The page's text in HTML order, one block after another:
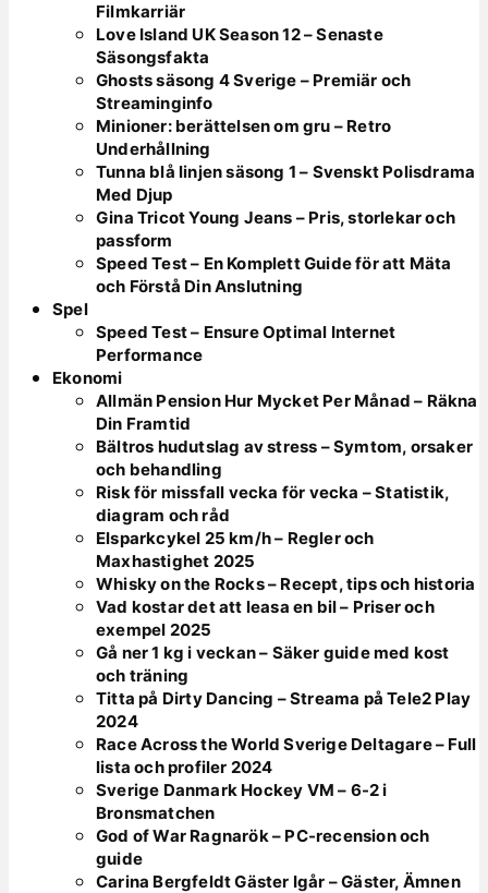
Filmkarriär
Love Island UK Season 12 – Senaste
Säsongsfakta
Ghosts säsong 4 Sverige – Premiär och
Streaminginfo
Minioner: berättelsen om gru – Retro
Underhållning
Tunna blå linjen säsong 1 – Svenskt Polisdrama
Med Djup
Gina Tricot Young Jeans – Pris, storlekar och
passform
Speed Test – En Komplett Guide för att Mäta
och Förstå Din Anslutning
Spel
Speed Test – Ensure Optimal Internet
Performance
Ekonomi
Allmän Pension Hur Mycket Per Månad – Räkna
Din Framtid
Bältros hudutslag av stress – Symtom, orsaker
och behandling
Risk för missfall vecka för vecka – Statistik,
diagram och råd
Elsparkcykel 25 km/h – Regler och
Maxhastighet 2025
Whisky on the Rocks – Recept, tips och historia
Vad kostar det att leasa en bil – Priser och
exempel 2025
Gå ner 1 kg i veckan – Säker guide med kost
och träning
Titta på Dirty Dancing – Streama på Tele2 Play
2024
Race Across the World Sverige Deltagare – Full
lista och profiler 2024
Sverige Danmark Hockey VM – 6-2 i
Bronsmatchen
God of War Ragnarök – PC-recension och
guide
Carina Bergfeldt Gäster Igår – Gäster, Ämnen